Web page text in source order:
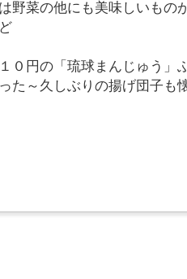
野菜の他にも美味しいも
０円の「琉球まんじゅう」
た～久しぶりの揚げ団子も